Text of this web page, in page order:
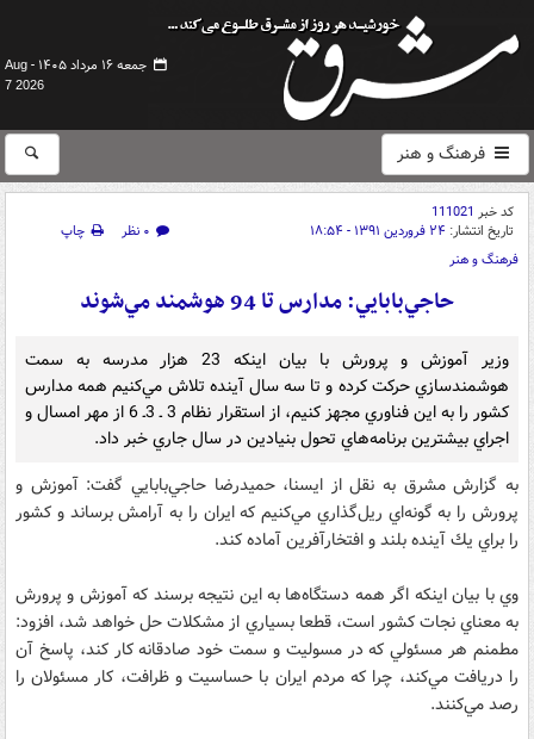
جمعه ۱۶ مرداد ۱۴۰۵ -
Aug
7 2026
فرهنگ و هنر
کد خبر 111021
تاریخ انتشار: ۲۴ فروردین ۱۳۹۱ - ۱۸:۵۴ ۰ نظر
چاپ
فرهنگ و هنر
حاجي‌بابايي: مدارس تا 94 هوشمند مي‌شوند
وزير آموزش و پرورش با بيان اينكه 23 هزار مدرسه به سمت
هوشمندسازي حركت كرده و تا سه سال آينده تلاش مي‌كنيم همه مدارس
كشور را به اين فناوري مجهز كنيم، از استقرار نظام 3 ـ 3ـ 6 از مهر امسال و
اجراي بيشترين برنامه‌هاي تحول بنيادين در سال جاري خبر داد.
به گزارش مشرق به نقل از ایسنا، حميدرضا حاجي‌بابايي گفت: آموزش و
پرورش را به گونه‌اي ريل‌گذاري مي‌كنيم كه ايران را به آرامش برساند و كشور
را براي يك آينده بلند و افتخارآفرين آماده كند.
وي با بيان اينكه اگر همه دستگاه‌ها به اين نتيجه برسند كه آموزش و پرورش
به معناي نجات كشور است، قطعا بسياري از مشكلات حل خواهد شد، افزود:
مطمنم هر مسئولي كه در مسوليت و سمت خود صادقانه كار كند، پاسخ آن
را دريافت مي‌كند، چرا كه مردم ايران با حساسيت و ظرافت، كار مسئولان را
رصد مي‌كنند.